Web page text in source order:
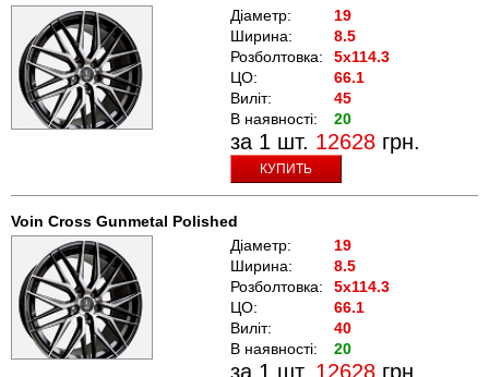
Діаметр:
19
Ширина:
8.5
Розболтовка:
5x114.3
ЦО:
66.1
Виліт:
45
В наявності:
20
за 1 шт. 12628 грн.
КУПИТЬ
Voin Cross Gunmetal Polished
Діаметр:
19
Ширина:
8.5
Розболтовка:
5x114.3
ЦО:
66.1
Виліт:
40
В наявності:
20
за 1 шт. 12628 грн.